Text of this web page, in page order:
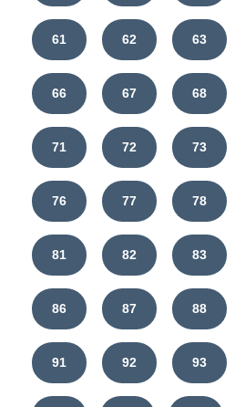
61 62 63
66 67 68
71 72 73
76 77 78
81 82 83
86 87 88
91 92 93